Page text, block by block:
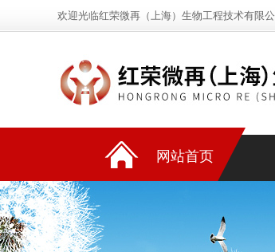
欢迎光临红荣微再（上海）生物工程技术有限公
网站首页